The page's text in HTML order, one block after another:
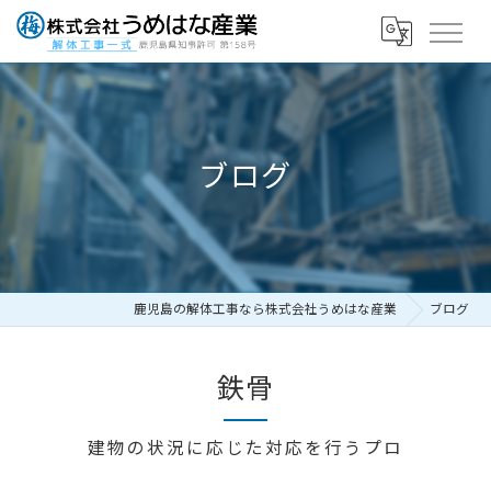
ブログ
鹿児島の解体工事なら株式会社うめはな産業 ブログ
鉄骨
建物の状況に応じた対応を行うプロ